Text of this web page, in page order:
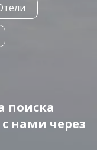
поиска
нами через